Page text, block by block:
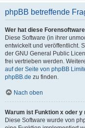
phpBB betreffende
Wer hat diese
Diese Software (in ihrer
entwickelt und veröffentlicht.
der GNU General Public
frei vertrieben werden.
auf der Seite von phpBB
phpBB.de zu finden.
Nach oben
Warum ist Funktion x oder y
Diese Software wurde von